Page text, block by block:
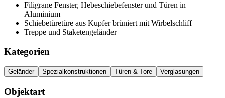
Filigrane Fenster, Hebeschiebefenster und Türen in
Aluminium
Schiebetüretüre aus Kupfer brüniert mit Wirbelschliff
Treppe und Staketengeländer
Kategorien
Geländer Spezialkonstruktionen Türen & Tore Verglasungen
Objektart